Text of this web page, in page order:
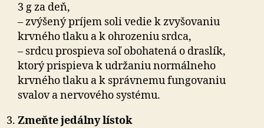
3 g za deň,
– zvýšený príjem soli vedie k zvyšovaniu
krvného tlaku a k ohrozeniu srdca,
– srdcu prospieva soľ obohatená o draslík,
ktorý prispieva k udržaniu normálneho
krvného tlaku a k správnemu fungovaniu
svalov a nervového systému.
Zmeňte jedálny lístok